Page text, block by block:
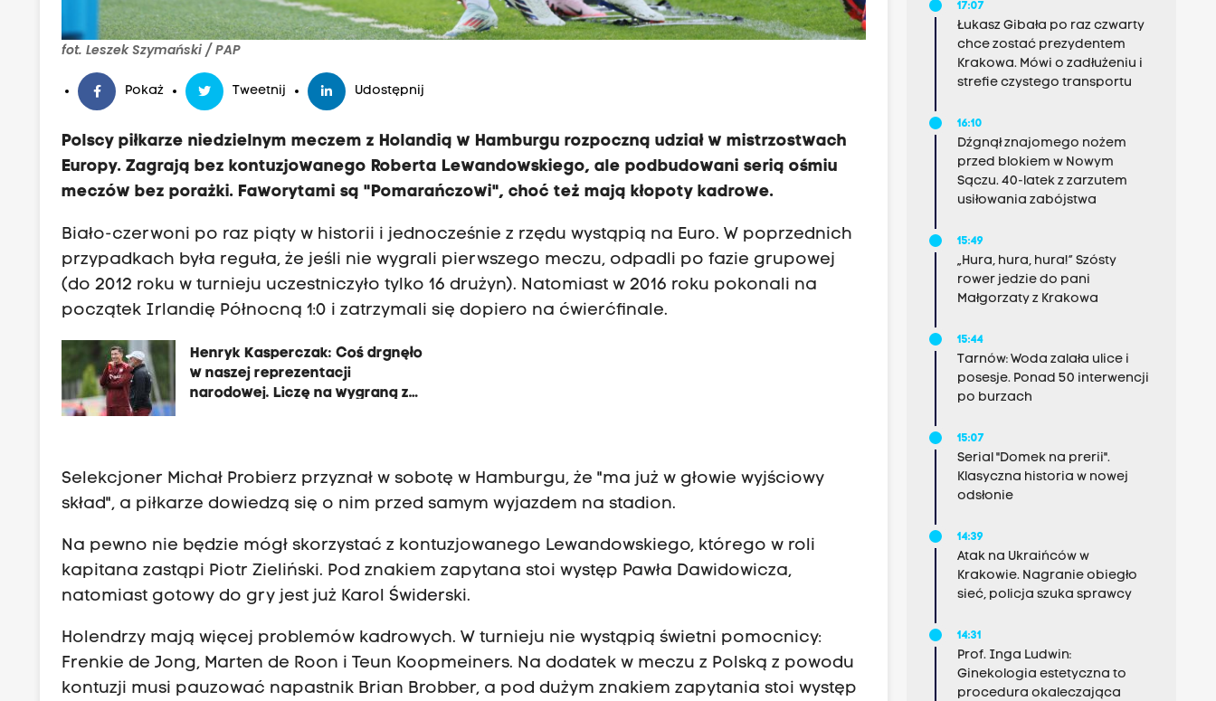
fot. Leszek Szymański / PAP
Pokaż Tweetnij Udostępnij
Polscy piłkarze niedzielnym meczem z Holandią w Hamburgu rozpoczną udział w mistrzostwach
Europy. Zagrają bez kontuzjowanego Roberta Lewandowskiego, ale podbudowani serią ośmiu
meczów bez porażki. Faworytami są "Pomarańczowi", choć też mają kłopoty kadrowe.
Biało-czerwoni po raz piąty w historii i jednocześnie z rzędu wystąpią na Euro. W poprzednich
przypadkach była reguła, że jeśli nie wygrali pierwszego meczu, odpadli po fazie grupowej
(do 2012 roku w turnieju uczestniczyło tylko 16 drużyn). Natomiast w 2016 roku pokonali na
początek Irlandię Północną 1:0 i zatrzymali się dopiero na ćwierćfinale.
Henryk Kasperczak: Coś drgnęło
w naszej reprezentacji
narodowej. Liczę na wygraną z
Selekcjoner Michał Probierz przyznał w sobotę w Hamburgu, że "ma już w głowie wyjściowy
skład", a piłkarze dowiedzą się o nim przed samym wyjazdem na stadion.
Na pewno nie będzie mógł skorzystać z kontuzjowanego Lewandowskiego, którego w roli
kapitana zastąpi Piotr Zieliński. Pod znakiem zapytana stoi występ Pawła Dawidowicza,
natomiast gotowy do gry jest już Karol Świderski.
Holendrzy mają więcej problemów kadrowych. W turnieju nie wystąpią świetni pomocnicy:
Frenkie de Jong, Marten de Roon i Teun Koopmeiners. Na dodatek w meczu z Polską z powodu
kontuzji musi pauzować napastnik Brian Brobber, a pod dużym znakiem zapytania stoi występ
17:07
Łukasz Gibała po raz czwarty
chce zostać prezydentem
Krakowa. Mówi o zadłużeniu i
strefie czystego transportu
16:10
Dźgnął znajomego nożem
przed blokiem w Nowym
Sączu. 40-latek z zarzutem
usiłowania zabójstwa
15:49
„Hura, hura, hura!” Szósty
rower jedzie do pani
Małgorzaty z Krakowa
15:44
Tarnów: Woda zalała ulice i
posesje. Ponad 50 interwencji
po burzach
15:07
Serial "Domek na prerii".
Klasyczna historia w nowej
odsłonie
14:39
Atak na Ukraińców w
Krakowie. Nagranie obiegło
sieć, policja szuka sprawcy
14:31
Prof. Inga Ludwin:
Ginekologia estetyczna to
procedura okaleczająca